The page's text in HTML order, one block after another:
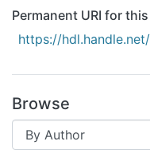
Permanent URI for
https://
Browse